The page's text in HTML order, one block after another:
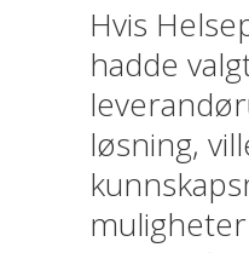
Hvis
hadde
løsning,